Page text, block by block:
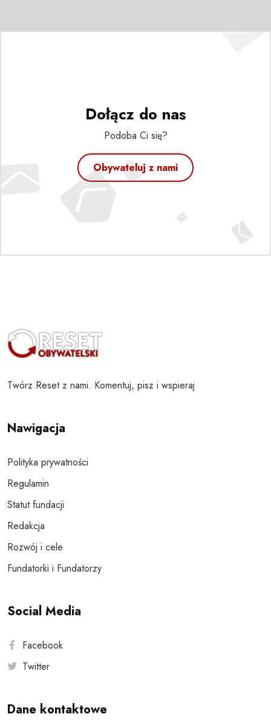
Dołącz do nas
Podoba Ci się?
Obywateluj z nami
Twórz Reset z nami. Komentuj, pisz i wspieraj
Nawigacja
Polityka prywatności
Regulamin
Statut fundacji
Redakcja
Rozwój i cele
Fundatorki i Fundatorzy
Social Media
Facebook
Twitter
Dane kontaktowe